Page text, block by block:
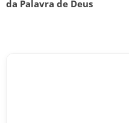
da Palavra de Deus